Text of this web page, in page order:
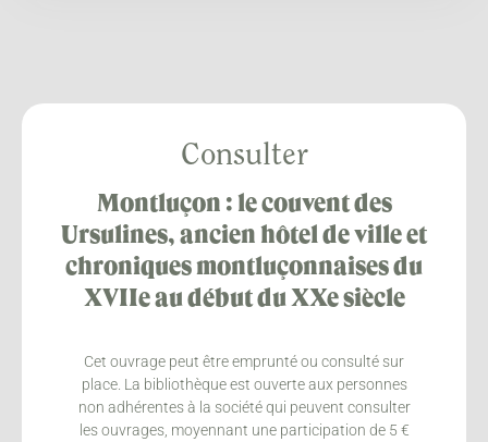
Consulter
Montluçon : le couvent des
Ursulines, ancien hôtel de ville et
chroniques montluçonnaises du
XVIIe au début du XXe siècle
Cet ouvrage peut être emprunté ou consulté sur
place. La bibliothèque est ouverte aux personnes
non adhérentes à la société qui peuvent consulter
les ouvrages, moyennant une participation de 5 €